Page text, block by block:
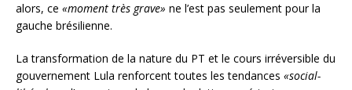
alors, ce «moment très grave» ne l’est pas seulement pour la
gauche brésilienne.
La transformation de la nature du PT et le cours irréversible du
gouvernement Lula renforcent toutes les tendances «social-